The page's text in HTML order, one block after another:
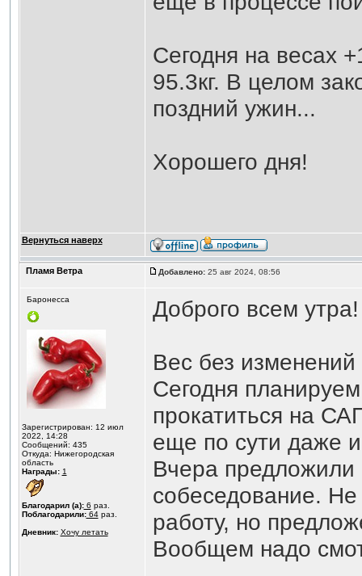
Сегодня на весах
95.3кг. В целом
поздний ужин...
Хорошего дня!
Вернуться наверх
Пламя Ветра Добавлено:25 авг 2024, 08:56
Баронесса
Зарегистрирован: 12 июл
2022, 14:28
Сообщений: 435
Откуда: Нижегородская
область
Награды: 1
Благодарил (а):6 раз.
Поблагодарили:64раз.
Дневник: Хочу летать
Доброго всем утра!
Вес без изменений
Сегодня
прокатиться на
еще по сути даже
Вчера предложили
собеседование.
работу, но
Вообщем надо